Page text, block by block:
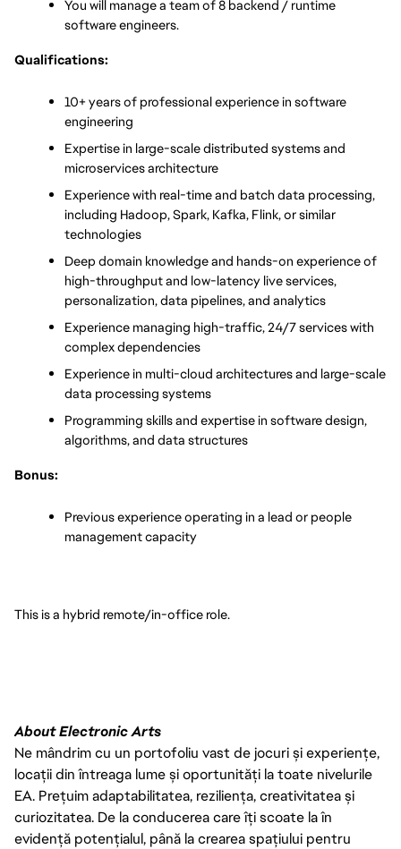
You will manage a team of 8 backend / runtime
software engineers.
Qualifications:
10+ years of professional experience in software
engineering
Expertise in large-scale distributed systems and
microservices architecture
Experience with real-time and batch data processing,
including Hadoop, Spark, Kafka, Flink, or similar
technologies
Deep domain knowledge and hands-on experience of
high-throughput and low-latency live services,
personalization, data pipelines, and analytics
Experience managing high-traffic, 24/7 services with
complex dependencies
Experience in multi-cloud architectures and large-scale
data processing systems
Programming skills and expertise in software design,
algorithms, and data structures
Bonus:
Previous experience operating in a lead or people
management capacity
This is a hybrid remote/in-office role.
About Electronic Arts
Ne mândrim cu un portofoliu vast de jocuri și experiențe,
locații din întreaga lume și oportunități la toate nivelurile
EA. Prețuim adaptabilitatea, reziliența, creativitatea și
curiozitatea. De la conducerea care îți scoate la în
evidență potențialul, până la crearea spațiului pentru